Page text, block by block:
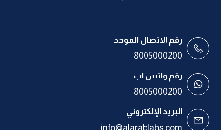
رقم الاتصال الموحد
8005000200
رقم واتس اب
8005000200
البريد الإلكتروني
info@alarablabs.com